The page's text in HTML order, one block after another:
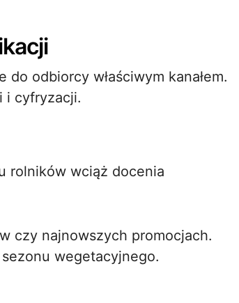
odbiorcy właściwym kanałem.
i cyfryzacji.
rolników wciąż docenia
czy najnowszych promocjach.
wegetacyjnego.